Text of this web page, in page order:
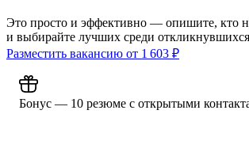
Это просто и эффективно — опишите, кто
и выбирайте лучших среди откликнувшихся
Разместить вакансию от 1 603 ₽
Бонус — 10 резюме с открытыми